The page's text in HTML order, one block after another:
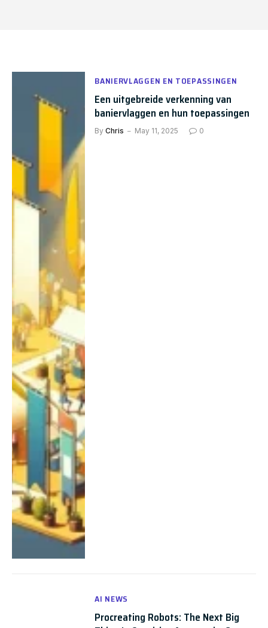
BANIERVLAGGEN EN TOEPASSINGEN
Een uitgebreide verkenning van
baniervlaggen en hun toepassingen
By Chris May 11, 2025 0
AI NEWS
Procreating Robots: The Next Big